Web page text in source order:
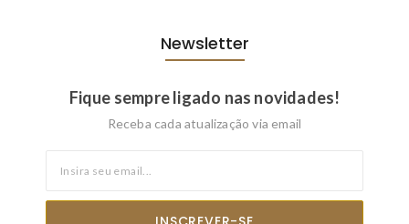
Newsletter
Fique sempre ligado nas novidades!
Receba cada atualização via email